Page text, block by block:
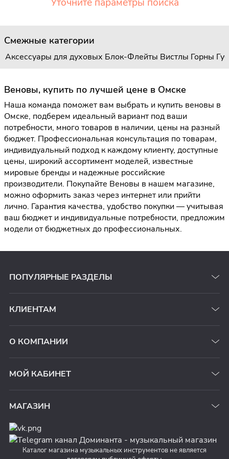
Смежные категории
Аксессуары для духовых Блок-Флейты Вистлы Горны
Веновы, купить по лучшей цене в Омске
Наша команда поможет вам выбрать и купить веновы в
Омске, подберем идеальный вариант под ваши
потребности, много товаров в наличии, цены на разный
бюджет. Профессиональная консультация по товарам,
индивидуальный подход к каждому клиенту, доступные
цены, широкий ассортимент моделей, известные
мировые бренды и надежные российские
производители. Покупайте Веновы в нашем магазине,
можно оформить заказ через интернет или прийти
лично. Гарантия качества, удобство покупки — учитывая
ваш бюджет и индивидуальные потребности, предложим
модели от бюджетных до профессиональных.
ПОПУЛЯРНЫЕ РАЗДЕЛЫ
КЛИЕНТАМ
О КОМПАНИИ
МОЙ КАБИНЕТ
МАГАЗИН
Каталог магазина музыкальных инструментов не является